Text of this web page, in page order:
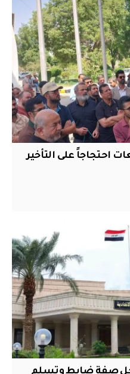
احتجاجاً على التأخير
صفة ضابط وتسلم